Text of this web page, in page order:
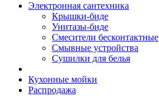
Электронная сантехника
Крышки-биде
Унитазы-биде
Смесители бесконтактные
Смывные устройства
Сушилки для белья
Кухонные мойки
Распродажа